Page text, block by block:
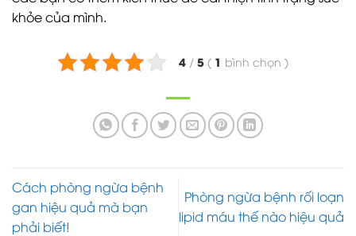
khỏe của mình.
4 / 5 ( 1 bình chọn )
Cách phòng ngừa bệnh
gan hiệu quả mà bạn
phải biết!
Phòng ngừa bệnh rối loạn
lipid máu thế nào hiệu quả